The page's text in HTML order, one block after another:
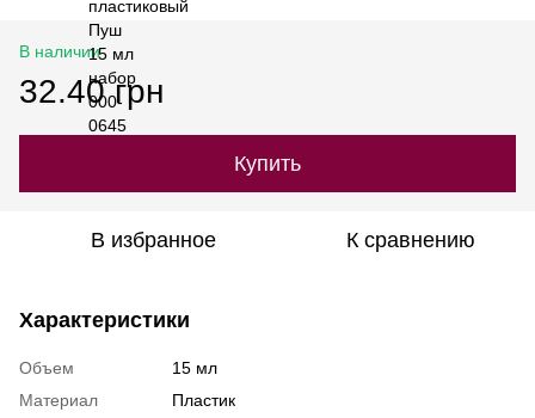
В наличии
32.40 грн
Купить
В избранное К сравнению
Характеристики
Объем
15 мл
Материал
Пластик